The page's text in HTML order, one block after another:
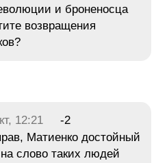
и броненосца
возвращения
12:21
-2
Матиенко достойный
слово таких людей